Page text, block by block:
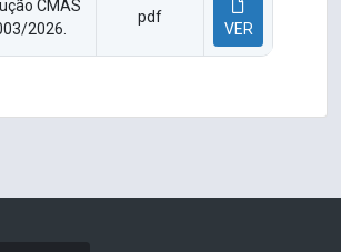
CMAS
2026.
pdf
VER